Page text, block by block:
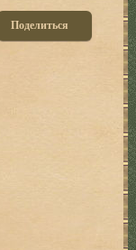
Поделиться